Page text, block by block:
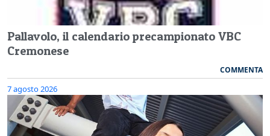
Pallavolo, il calendario precampionato VBC
Cremonese
COMMENTA
7 agosto 2026